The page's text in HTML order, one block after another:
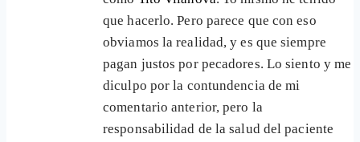
que hacerlo. Pero parece que con eso
obviamos la realidad, y es que siempre
pagan justos por pecadores. Lo siento y me
diculpo por la contundencia de mi
comentario anterior, pero la
responsabilidad de la salud del paciente